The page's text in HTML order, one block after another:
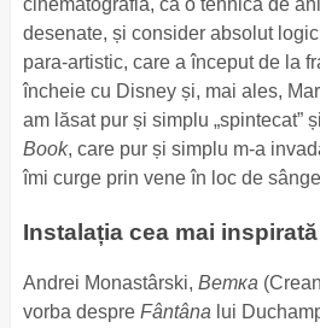
desenate, și consider absolut
para-artistic, care a început de la
încheie cu Disney și, mai ales,
am lăsat pur și simplu „spintecat”
Book, care pur și simplu m-a
îmi curge prin vene în loc de
Instalația cea mai inspirată
Andrei Monastârski, Ветка
vorba despre Fântâna lui